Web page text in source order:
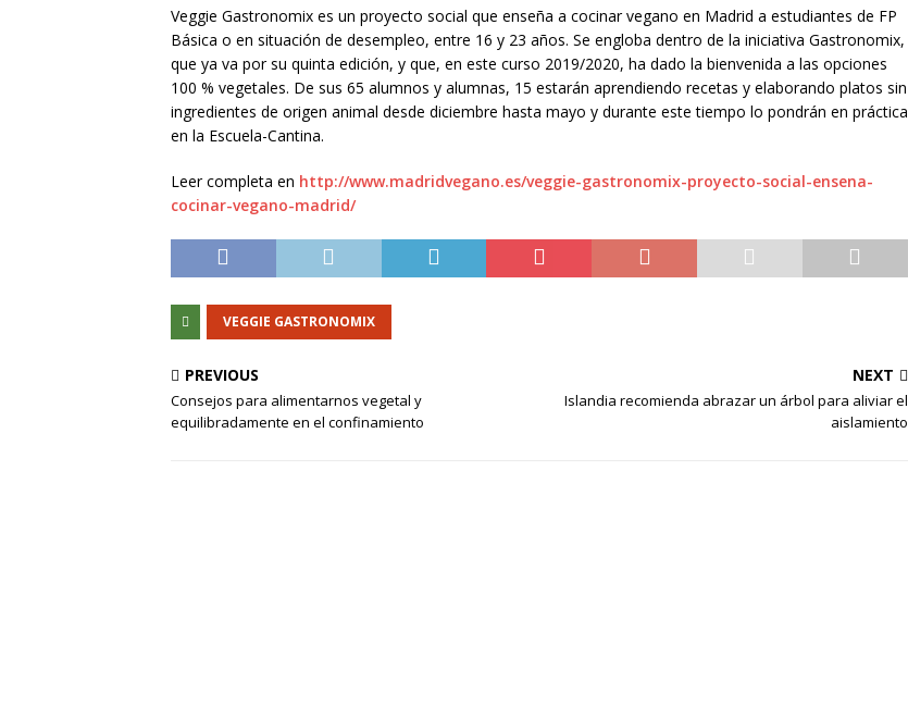
Veggie Gastronomix es un proyecto social que enseña a cocinar vegano en Madrid a estudiantes de FP
Básica o en situación de desempleo, entre 16 y 23 años. Se engloba dentro de la iniciativa Gastronomix,
que ya va por su quinta edición, y que, en este curso 2019/2020, ha dado la bienvenida a las opciones
100 % vegetales. De sus 65 alumnos y alumnas, 15 estarán aprendiendo recetas y elaborando platos sin
ingredientes de origen animal desde diciembre hasta mayo y durante este tiempo lo pondrán en práctica
en la Escuela-Cantina.
Leer completa en http://www.madridvegano.es/veggie-gastronomix-proyecto-social-ensena-
cocinar-vegano-madrid/
VEGGIE GASTRONOMIX
PREVIOUS
Consejos para alimentarnos vegetal y
equilibradamente en el confinamiento
NEXT
Islandia recomienda abrazar un árbol para aliviar el
aislamiento